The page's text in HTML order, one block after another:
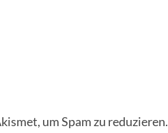
um Spam zu reduzieren.